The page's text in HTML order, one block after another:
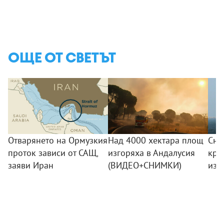
ОЩЕ ОТ СВЕТЪТ
Отварянето на Ормузкия
проток зависи от САЩ,
заяви Иран
Над 4000 хектара площ
изгоряха в Андалусия
(ВИДЕО+СНИМКИ)